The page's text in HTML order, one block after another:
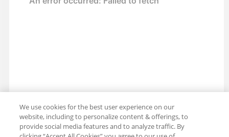
We use cookies for the best user experience on our
website, including to personalize content & offerings, to
provide social media features and to analyze traffic. By